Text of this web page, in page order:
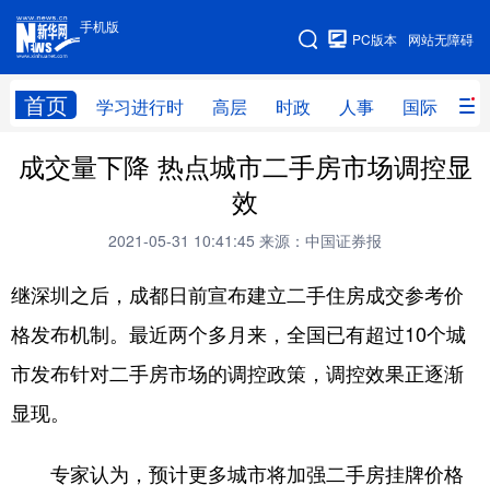
手机版
网站无障碍
PC版本
首页 学习进行时 高层 时政 人事 国际 财
手机版
网站地图
学习进行时 高层 时政 人事
全球连线
科技 科创 量子 体育
文化 书画 健康 军事
食品 人居 信息化 数字经济
成交量下降 热点城市二手房市场调控显
效
2021-05-31 10:41:45 来源：中国证券报
继深圳之后，成都日前宣布建立二手住房成交参考价
格发布机制。最近两个多月来，全国已有超过10个城
市发布针对二手房市场的调控政策，调控效果正逐渐
显现。
专家认为，预计更多城市将加强二手房挂牌价格